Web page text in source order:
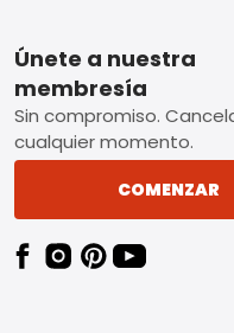
Footer
Únete a nuestra
membresía
Sin compromiso.
cualquier momento.
COMENZAR